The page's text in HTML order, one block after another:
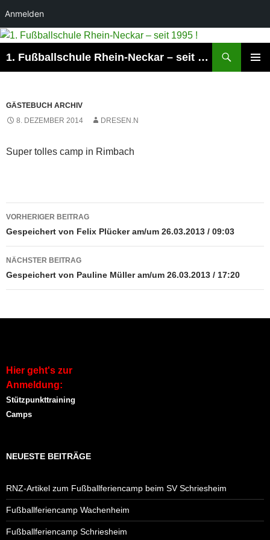
Anmelden
1. Fußballschule Rhein-Neckar – seit 1995 !
GÄSTEBUCH ARCHIV
8. DEZEMBER 2014
DRESEN.N
Super tolles camp in Rimbach
Beitrags-
Navigation
VORHERIGER BEITRAG
Gespeichert von Felix Plücker am/um 26.03.2013 / 09:03
NÄCHSTER BEITRAG
Gespeichert von Pauline Müller am/um 26.03.2013 / 17:20
Hier geht's zur
Anmeldung:
Stützpunkttraining
Camps
NEUESTE BEITRÄGE
RNZ-Artikel zum Fußballferiencamp beim SV Schriesheim
Fußballferiencamp Wachenheim
Fußballferiencamp Schriesheim